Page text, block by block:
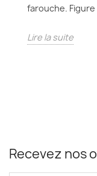
farouche.
Lire la suite
Recevez nos